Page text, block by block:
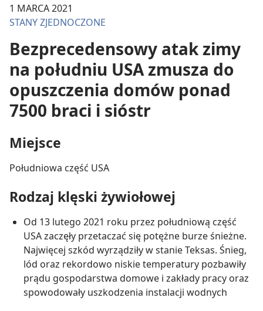
1 MARCA 2021
STANY ZJEDNOCZONE
Bezprecedensowy atak zimy
na południu USA zmusza do
opuszczenia domów ponad
7500 braci i sióstr
Miejsce
Południowa część USA
Rodzaj klęski żywiołowej
Od 13 lutego 2021 roku przez południową część
USA zaczęły przetaczać się potężne burze śnieżne.
Najwięcej szkód wyrządziły w stanie Teksas. Śnieg,
lód oraz rekordowo niskie temperatury pozbawiły
prądu gospodarstwa domowe i zakłady pracy oraz
spowodowały uszkodzenia instalacji wodnych